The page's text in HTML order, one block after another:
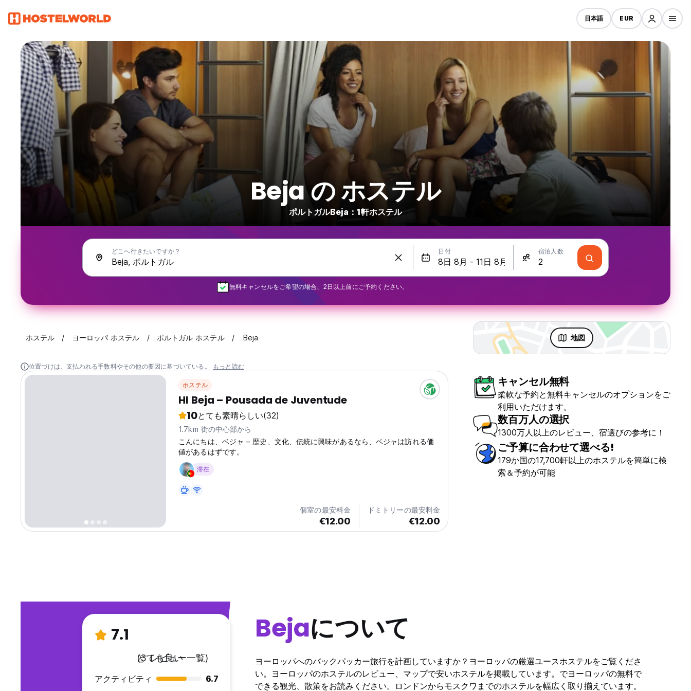
日本語 EUR
Beja の ホステル
ポルトガルBeja：1軒ホステル
どこへ行きたいですか？ 日付 宿泊人数
無料キャンセルをご希望の場合、2日以上前にご予約ください。
ホステル ヨーロッパ ホステル ポルトガル ホステル Beja 地図
位置づけは、支払われる手数料やその他の要因に基づいている。 もっと読む
ホステル
HI Beja – Pousada de Juventude
10とても素晴らしい(32)
1.7km 街の中心部から
こんにちは、ベジャ – 歴史、文化、伝統に興味があるなら、ベジャは訪れる価
値があるはずです。
滞在
個室の最安料金
€12.00
ドミトリーの最安料金
€12.00
キャンセル無料
柔軟な予約と無料キャンセルのオプションをご
利用いただけます。
数百万人の選択
1300万人以上のレビュー、宿選びの参考に！
ご予算に合わせて選べる!
179か国の17,700軒以上のホステルを簡単に検
索＆予約が可能
7.1
とても良い
(3 レビュー一覧)
アクティビティ
6.7
Bejaについて
ヨーロッパへのバックパッカー旅行を計画していますか？ヨーロッパの厳選ユースホステルをご覧くださ
い。ヨーロッパのホステルのレビュー、マップで安いホステルを掲載しています。でヨーロッパの無料で
できる観光、散策をお読みください。ロンドンからモスクワまでのホステルを幅広く取り揃えています。